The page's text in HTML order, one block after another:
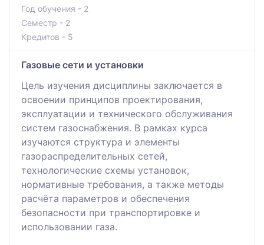
Год обучения - 2
Семестр - 2
Кредитов - 5
Газовые сети и установки
Цель изучения дисциплины заключается в
освоении принципов проектирования,
эксплуатации и технического обслуживания
систем газоснабжения. В рамках курса
изучаются структура и элементы
газораспределительных сетей,
технологические схемы установок,
нормативные требования, а также методы
расчёта параметров и обеспечения
безопасности при транспортировке и
использовании газа.